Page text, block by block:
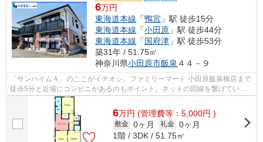
6万円
東海道本線 「鴨宮 」駅 徒歩15分
東海道本線 「小田原 」駅 徒歩44分
東海道本線 「国府津 」駅 徒歩53分
築31年 / 51.75㎡
神奈川県小田原市飯泉 ４４－９
「サンハイムＡ」のここがイチオシ。ファミリーマート 小田原飯泉橋店まで
徒歩5分と近場にコンビニがあるのもポイント。ネットの回線を繋げている
のでパソコンが使える生活。閑静な住...
6万円 (管理費等：5,000円 )
敷金 0ヶ月 礼金 0ヶ月
1階 / 3DK / 51.75㎡